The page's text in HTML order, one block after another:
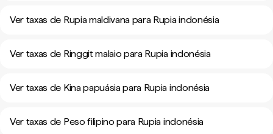
Ver taxas de Rupia maldivana para Rupia indonésia
Ver taxas de Ringgit malaio para Rupia indonésia
Ver taxas de Kina papuásia para Rupia indonésia
Ver taxas de Peso filipino para Rupia indonésia